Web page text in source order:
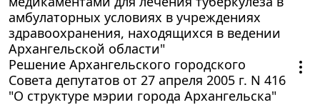
амбулаторных условиях в учреждениях
здравоохранения, находящихся в ведении
Архангельской области"
Решение Архангельского городского
Совета депутатов от 27 апреля 2005 г. N 416
"О структуре мэрии города Архангельска"